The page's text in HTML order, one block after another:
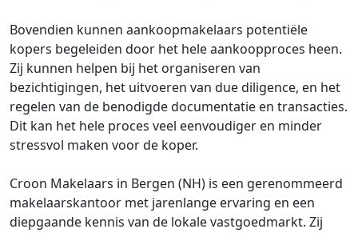
Bovendien kunnen aankoopmakelaars potentiële
kopers begeleiden door het hele aankoopproces heen.
Zij kunnen helpen bij het organiseren van
bezichtigingen, het uitvoeren van due diligence, en het
regelen van de benodigde documentatie en transacties.
Dit kan het hele proces veel eenvoudiger en minder
stressvol maken voor de koper.
Croon Makelaars in Bergen (NH) is een gerenommeerd
makelaarskantoor met jarenlange ervaring en een
diepgaande kennis van de lokale vastgoedmarkt. Zij